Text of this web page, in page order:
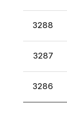
3288
3287
3286